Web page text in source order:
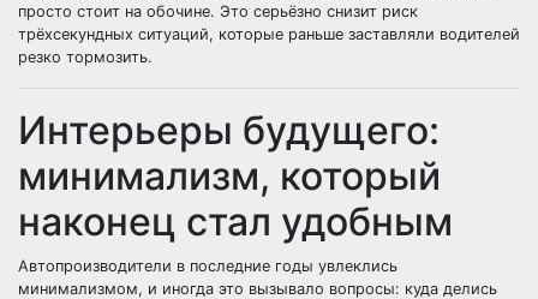
просто стоит на обочине. Это серьёзно снизит риск
трёхсекундных ситуаций, которые раньше заставляли водителей
резко тормозить.
Интерьеры будущего:
минимализм, который
наконец стал удобным
Автопроизводители в последние годы увлеклись
минимализмом, и иногда это вызывало вопросы: куда делись